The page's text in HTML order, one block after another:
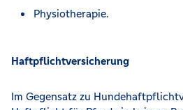
Physiotherapie.
Haftpflichtversicherung
Im Gegensatz zu